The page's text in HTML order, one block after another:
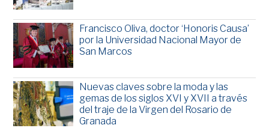
Francisco Oliva, doctor ‘Honoris Causa’
por la Universidad Nacional Mayor de
San Marcos
Nuevas claves sobre la moda y las
gemas de los siglos XVI y XVII a través
del traje de la Virgen del Rosario de
Granada